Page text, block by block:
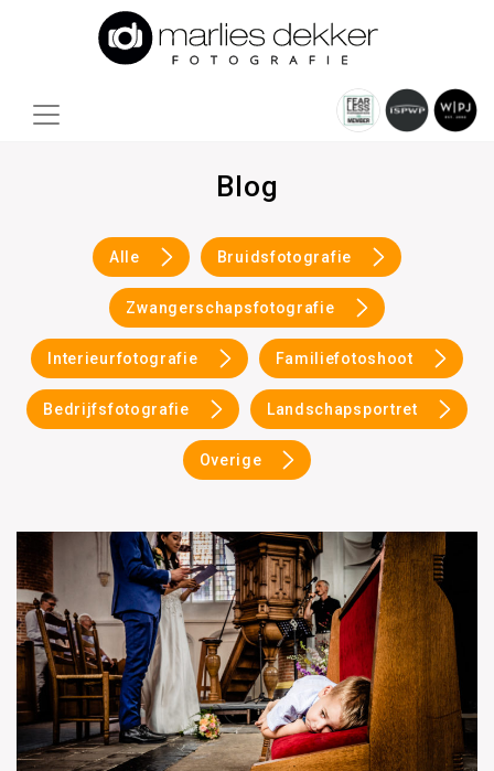
Blog
Alle Bruidsfotografie
Zwangerschapsfotografie
Interieurfotografie Familiefotoshoot
Bedrijfsfotografie Landschapsportret
Overige